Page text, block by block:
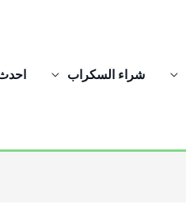
شراء السكراب